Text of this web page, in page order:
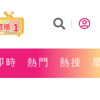
1
時 熱門 熱搜